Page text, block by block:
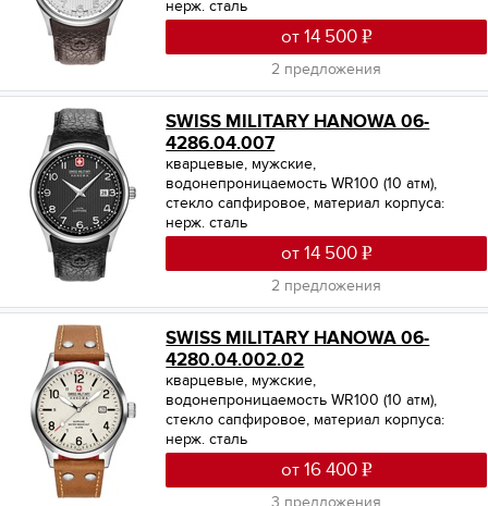
нерж. сталь
от 14 500
2 предложения
SWISS MILITARY HANOWA 06-
4286.04.007
кварцевые, мужские,
водонепроницаемость WR100 (10 атм),
стекло сапфировое, материал корпуса:
нерж. сталь
от 14 500
2 предложения
SWISS MILITARY HANOWA 06-
4280.04.002.02
кварцевые, мужские,
водонепроницаемость WR100 (10 атм),
стекло сапфировое, материал корпуса:
нерж. сталь
от 16 400
3 предложения